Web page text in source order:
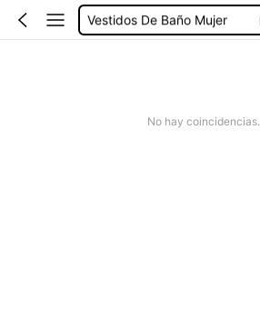
Vestidos De Baño Mujer
No hay coincidencias.